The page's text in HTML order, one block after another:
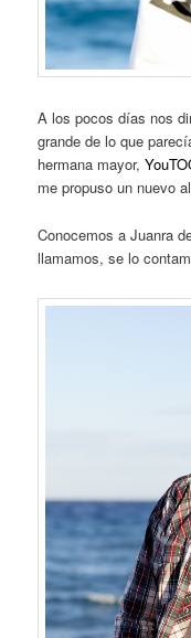
A los pocos días nos
grande de lo que
hermana mayor,
me propuso un nuevo
Conocemos a Juanra
llamamos, se lo